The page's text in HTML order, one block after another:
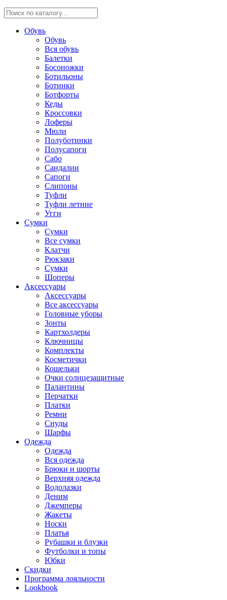
Обувь
Обувь
Вся обувь
Балетки
Босоножки
Ботильоны
Ботинки
Ботфорты
Кеды
Кроссовки
Лоферы
Мюли
Полуботинки
Полусапоги
Сабо
Сандалии
Сапоги
Слипоны
Туфли
Туфли летние
Угги
Сумки
Сумки
Все сумки
Клатчи
Рюкзаки
Сумки
Шоперы
Аксессуары
Аксессуары
Все аксессуары
Головные уборы
Зонты
Картхолдеры
Ключницы
Комплекты
Косметички
Кошельки
Очки солнцезащитные
Палантины
Перчатки
Платки
Ремни
Снуды
Шарфы
Одежда
Одежда
Вся одежда
Брюки и шорты
Верхняя одежда
Водолазки
Деним
Джемперы
Жакеты
Носки
Платья
Рубашки и блузки
Футболки и топы
Юбки
Скидки
Программа лояльности
Lookbook